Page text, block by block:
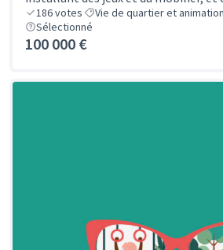
186votes Vie de quartier et animation
Sélectionné
100 000 €